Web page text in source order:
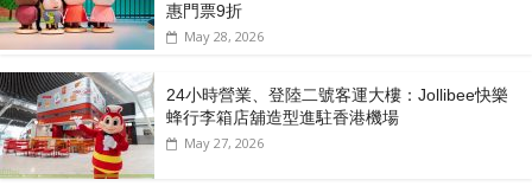
惠門票9折
May 28, 2026
24小時營業、登陸二號客運大樓：Jollibee快樂
蜂行李箱店舖造型進駐香港機場
May 27, 2026